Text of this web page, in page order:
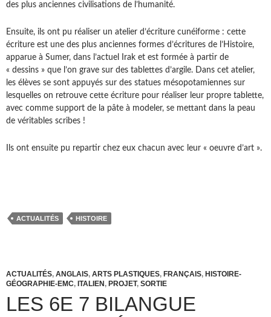
des plus anciennes civilisations de l’humanité.
Ensuite, ils ont pu réaliser un atelier d’écriture cunéiforme : cette
écriture est une des plus anciennes formes d’écritures de l’Histoire,
apparue à Sumer, dans l’actuel Irak et est formée à partir de
« dessins » que l’on grave sur des tablettes d’argile. Dans cet atelier,
les élèves se sont appuyés sur des statues mésopotamiennes sur
lesquelles on retrouve cette écriture pour réaliser leur propre tablette,
avec comme support de la pâte à modeler, se mettant dans la peau
de véritables scribes !
Ils ont ensuite pu repartir chez eux chacun avec leur « oeuvre d’art ».
ACTUALITÉS HISTOIRE
ACTUALITÉS, ANGLAIS, ARTS PLASTIQUES, FRANÇAIS, HISTOIRE-
GÉOGRAPHIE-EMC, ITALIEN , PROJET, SORTIE
LES 6E 7 BILANGUE